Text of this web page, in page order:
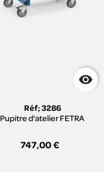

Réf; 3286
Pupitre d'atelier FETRA
747,00 €